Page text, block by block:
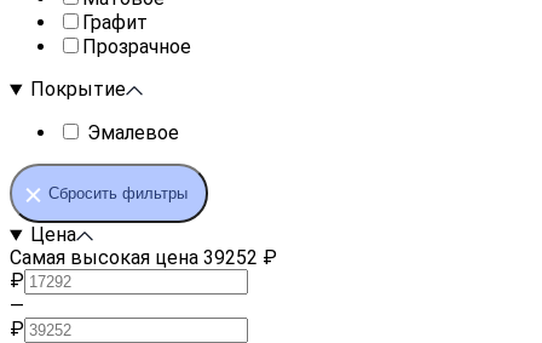
Графит
Прозрачное
Покрытие
Эмалевое
Сбросить фильтры
Цена
Самая высокая цена 39252 ₽
₽
—
₽